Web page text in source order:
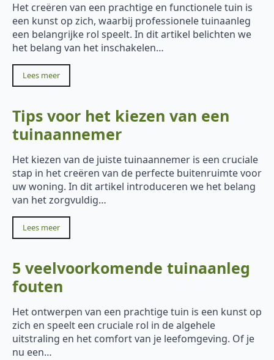
Het creëren van een prachtige en functionele tuin is
een kunst op zich, waarbij professionele tuinaanleg
een belangrijke rol speelt. In dit artikel belichten we
het belang van het inschakelen…
Lees meer
Tips voor het kiezen van een
tuinaannemer
Het kiezen van de juiste tuinaannemer is een cruciale
stap in het creëren van de perfecte buitenruimte voor
uw woning. In dit artikel introduceren we het belang
van het zorgvuldig…
Lees meer
5 veelvoorkomende tuinaanleg
fouten
Het ontwerpen van een prachtige tuin is een kunst op
zich en speelt een cruciale rol in de algehele
uitstraling en het comfort van je leefomgeving. Of je
nu een…